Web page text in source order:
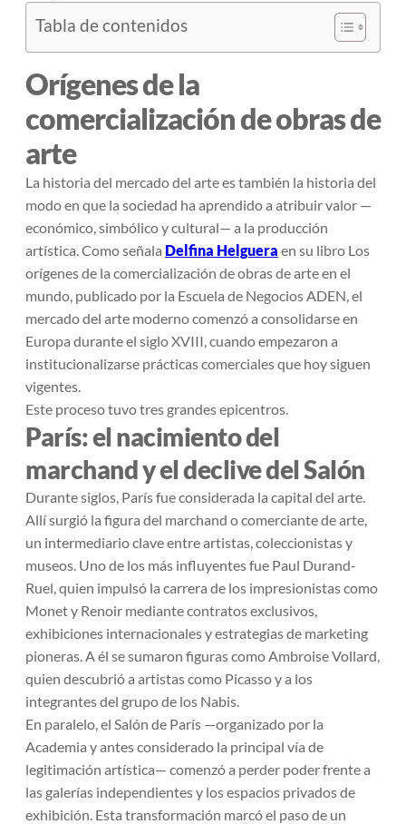
Tabla de contenidos
Orígenes de la
comercialización de obras de
arte
La historia del mercado del arte es también la historia del
modo en que la sociedad ha aprendido a atribuir valor —
económico, simbólico y cultural— a la producción
artística. Como señala Delfina Helguera en su libro Los
orígenes de la comercialización de obras de arte en el
mundo, publicado por la Escuela de Negocios ADEN, el
mercado del arte moderno comenzó a consolidarse en
Europa durante el siglo XVIII, cuando empezaron a
institucionalizarse prácticas comerciales que hoy siguen
vigentes.
Este proceso tuvo tres grandes epicentros.
París: el nacimiento del
marchand y el declive del Salón
Durante siglos, París fue considerada la capital del arte.
Allí surgió la figura del marchand o comerciante de arte,
un intermediario clave entre artistas, coleccionistas y
museos. Uno de los más influyentes fue Paul Durand-
Ruel, quien impulsó la carrera de los impresionistas como
Monet y Renoir mediante contratos exclusivos,
exhibiciones internacionales y estrategias de marketing
pioneras. A él se sumaron figuras como Ambroise Vollard,
quien descubrió a artistas como Picasso y a los
integrantes del grupo de los Nabis.
En paralelo, el Salón de París —organizado por la
Academia y antes considerado la principal vía de
legitimación artística— comenzó a perder poder frente a
las galerías independientes y los espacios privados de
exhibición. Esta transformación marcó el paso de un